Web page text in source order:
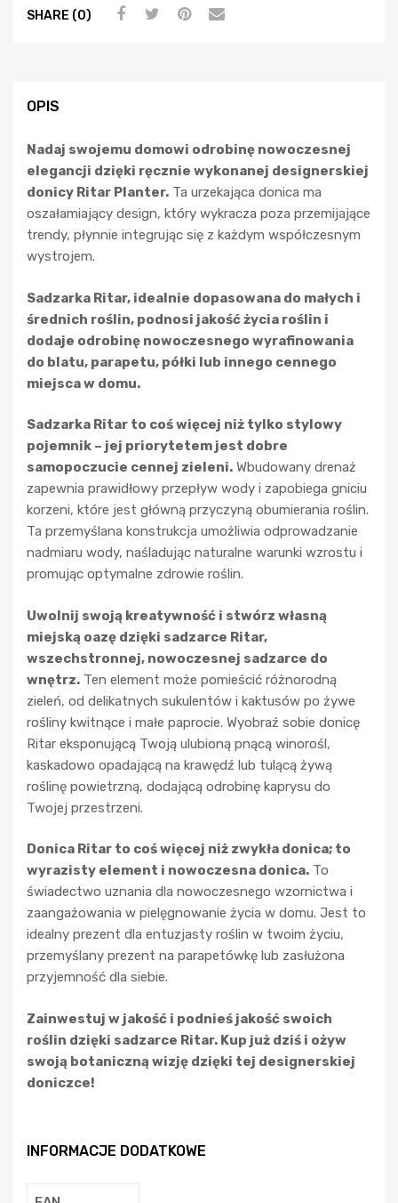
SHARE (0)
OPIS
Nadaj swojemu domowi odrobinę nowoczesnej
elegancji dzięki ręcznie wykonanej designerskiej
donicy Ritar Planter. Ta urzekająca donica ma
oszałamiający design, który wykracza poza przemijające
trendy, płynnie integrując się z każdym współczesnym
wystrojem.
Sadzarka Ritar, idealnie dopasowana do małych i
średnich roślin, podnosi jakość życia roślin i
dodaje odrobinę nowoczesnego wyrafinowania
do blatu, parapetu, półki lub innego cennego
miejsca w domu.
Sadzarka Ritar to coś więcej niż tylko stylowy
pojemnik – jej priorytetem jest dobre
samopoczucie cennej zieleni. Wbudowany drenaż
zapewnia prawidłowy przepływ wody i zapobiega gniciu
korzeni, które jest główną przyczyną obumierania roślin.
Ta przemyślana konstrukcja umożliwia odprowadzanie
nadmiaru wody, naśladując naturalne warunki wzrostu i
promując optymalne zdrowie roślin.
Uwolnij swoją kreatywność i stwórz własną
miejską oazę dzięki sadzarce Ritar,
wszechstronnej, nowoczesnej sadzarce do
wnętrz. Ten element może pomieścić różnorodną
zieleń, od delikatnych sukulentów i kaktusów po żywe
rośliny kwitnące i małe paprocie. Wyobraź sobie donicę
Ritar eksponującą Twoją ulubioną pnącą winorośl,
kaskadowo opadającą na krawędź lub tulącą żywą
roślinę powietrzną, dodającą odrobinę kaprysu do
Twojej przestrzeni.
Donica Ritar to coś więcej niż zwykła donica; to
wyrazisty element i nowoczesna donica. To
świadectwo uznania dla nowoczesnego wzornictwa i
zaangażowania w pielęgnowanie życia w domu. Jest to
idealny prezent dla entuzjasty roślin w twoim życiu,
przemyślany prezent na parapetówkę lub zasłużona
przyjemność dla siebie.
Zainwestuj w jakość i podnieś jakość swoich
roślin dzięki sadzarce Ritar. Kup już dziś i ożyw
swoją botaniczną wizję dzięki tej designerskiej
doniczce!
INFORMACJE DODATKOWE